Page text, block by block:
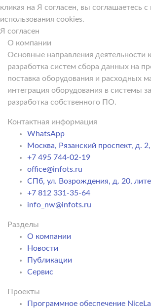
кликая на Я согласен, вы соглашаетесь
использования cookies.
Я согласен
О компании
Основные направления деятельности
разработка систем сбора данных на
поставка оборудования и расходных
интеграция оборудования в системы
разработка собственного ПО.
Контактная информация
WhatsApp
Москва, Рязанский проспект, д.
+7 495 744-02-19
office@infots.ru
СПб, ул. Возрождения, д. 20,
+7 812 331-35-64
info_nw@infots.ru
Разделы
О компании
Новости
Публикации
Сервис
Проекты
Программное обеспечение